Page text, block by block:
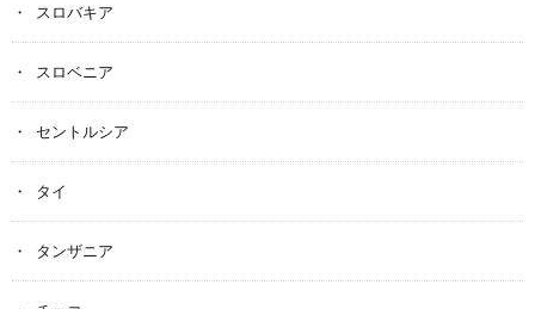
スロバキア
スロベニア
セントルシア
タイ
タンザニア